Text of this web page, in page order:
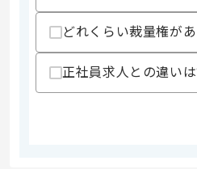
スキル
上記に
どれくらい裁量権が
正社員求人との違いは